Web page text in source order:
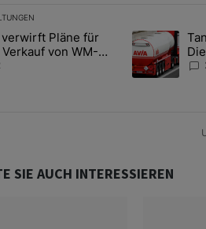
ist eine Liste der am meisten
mit dem Titel "Fifa verwirft Pläne für
verwirft Pläne für
von WM-
Ein
SIE AUCH INTERESSIEREN